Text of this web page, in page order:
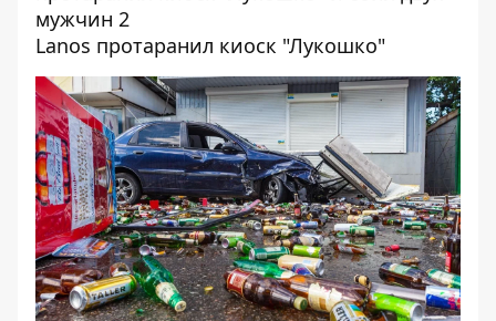
Lanos протаранил киоск "Лукошко"